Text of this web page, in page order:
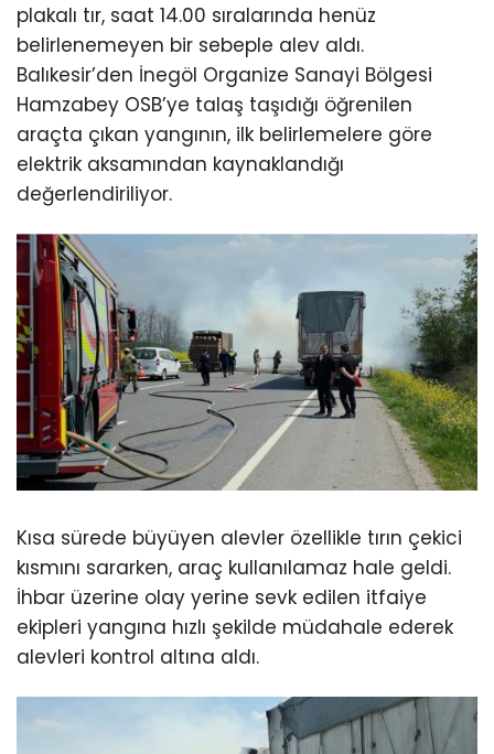
plakalı tır, saat 14.00 sıralarında henüz
belirlenemeyen bir sebeple alev aldı.
Balıkesir’den İnegöl Organize Sanayi Bölgesi
Hamzabey OSB’ye talaş taşıdığı öğrenilen
araçta çıkan yangının, ilk belirlemelere göre
elektrik aksamından kaynaklandığı
değerlendiriliyor.
Kısa sürede büyüyen alevler özellikle tırın çekici
kısmını sararken, araç kullanılamaz hale geldi.
İhbar üzerine olay yerine sevk edilen itfaiye
ekipleri yangına hızlı şekilde müdahale ederek
alevleri kontrol altına aldı.